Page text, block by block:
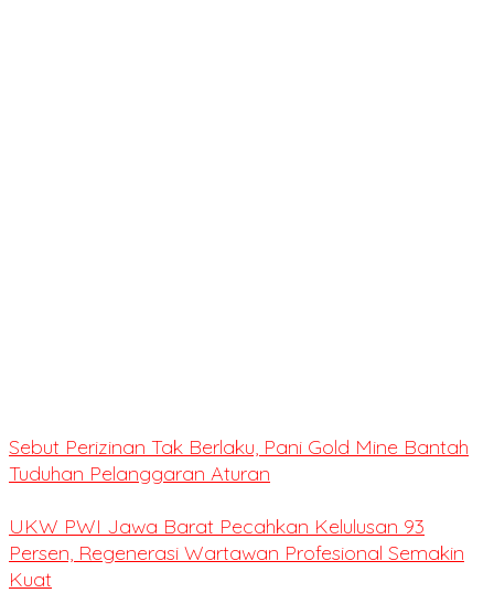
Sebut Perizinan Tak Berlaku, Pani Gold Mine Bantah
Tuduhan Pelanggaran Aturan
UKW PWI Jawa Barat Pecahkan Kelulusan 93
Persen, Regenerasi Wartawan Profesional Semakin
Kuat